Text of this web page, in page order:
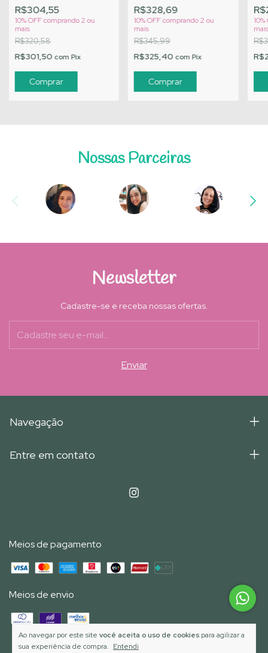
Ao navegar por este site você aceita o uso de cookies para agilizar a
sua experiência de compra. Entendi
R$304,55
10% OFFcomprando 2 ou
mais
R$320,58
R$301,50 com Pix
R$328,69
10% OFFcomprando 2 ou
mais
R$345,99
R$325,40com Pix
10%
mais
Nossas Parceiras
Newsletter
Cadastre-se e receba nossas ofertas.
Navegação
Entre em contato
Meios de pagamento
Meios de envio